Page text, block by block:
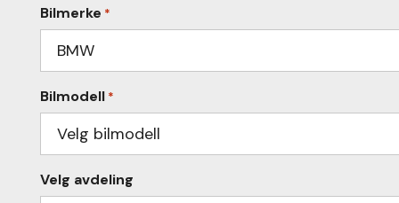
Bilmerke *
Bilmodell *
Velg avdeling